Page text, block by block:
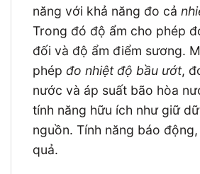
năng với khả năng đo cả
Trong đó độ ẩm cho phép
đối và độ ẩm điểm sương.
phép đo nhiệt độ bầu ướt,
nước và áp suất bão hòa
tính năng hữu ích như giữ
nguồn. Tính năng báo
quả.